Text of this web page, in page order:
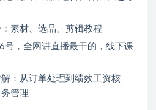
素材、选品、剪辑教程
，全网讲直播最干的，线下课
：从订单处理到绩效工资核
管理